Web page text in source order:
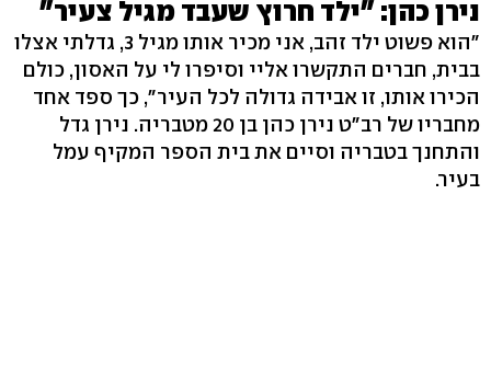
נירן כהן: "ילד חרוץ שעבד מגיל צעיר"
"הוא פשוט ילד זהב, אני מכיר אותו מגיל 3, גדלתי אצלו
בבית, חברים התקשרו אליי וסיפרו לי על האסון, כולם
הכירו אותו, זו אבידה גדולה לכל העיר", כך ספד אחד
מחבריו של רב"ט נירן כהן בן 20 מטבריה. נירן גדל
והתחנך בטבריה וסיים את בית הספר המקיף עמל
בעיר.